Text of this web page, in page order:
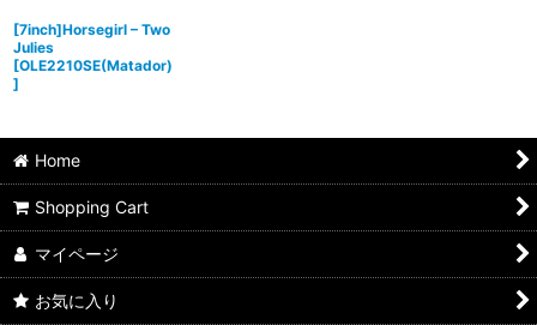
[7inch]Horsegirl – Two
Julies
[OLE2210SE(Matador)
]
Home
Shopping Cart
マイページ
お気に入り